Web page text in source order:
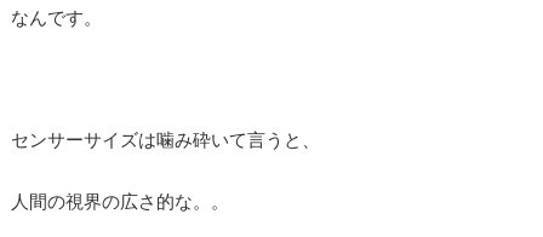
なんです。
センサーサイズは噛み砕いて言うと、
人間の視界の広さ的な。。